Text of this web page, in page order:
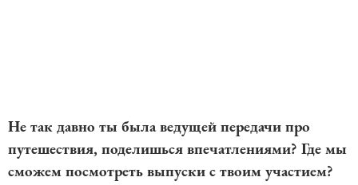
Не так давно ты была ведущей передачи про
путешествия, поделишься впечатлениями? Где мы
сможем посмотреть выпуски с твоим участием?